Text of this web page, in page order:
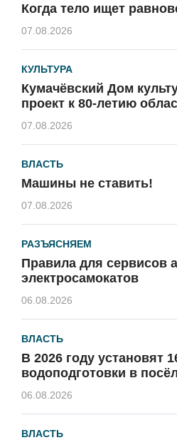
Когда тело ищет
07.08.2026
КУЛЬТУРА
Кумачёвский Дом
проект к 80-летию
07.08.2026
ВЛАСТЬ
Машины не ставить!
07.08.2026
РАЗЪЯСНЯЕМ
Правила для сервисов
электросамокатов
06.08.2026
ВЛАСТЬ
В 2026 году установят
водоподготовки в
06.08.2026
ВЛАСТЬ